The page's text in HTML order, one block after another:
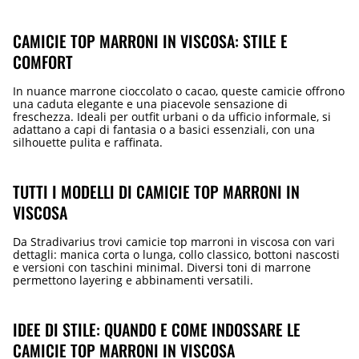
CAMICIE TOP MARRONI IN VISCOSA: STILE E
COMFORT
In nuance marrone cioccolato o cacao, queste camicie offrono
una caduta elegante e una piacevole sensazione di
freschezza. Ideali per outfit urbani o da ufficio informale, si
adattano a capi di fantasia o a basici essenziali, con una
silhouette pulita e raffinata.
TUTTI I MODELLI DI CAMICIE TOP MARRONI IN
VISCOSA
Da Stradivarius trovi camicie top marroni in viscosa con vari
dettagli: manica corta o lunga, collo classico, bottoni nascosti
e versioni con taschini minimal. Diversi toni di marrone
permettono layering e abbinamenti versatili.
IDEE DI STILE: QUANDO E COME INDOSSARE LE
CAMICIE TOP MARRONI IN VISCOSA